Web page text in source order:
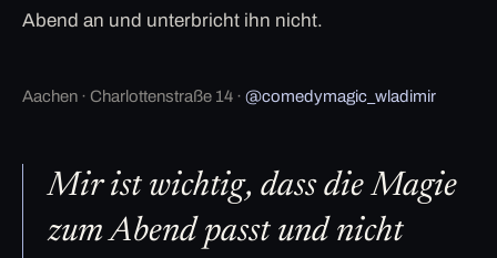
Abend an und unterbricht ihn nicht.
Aachen · Charlottenstraße 14 · @comedymagic_wladimir
Mir ist wichtig, dass die Magie
zum Abend passt und nicht